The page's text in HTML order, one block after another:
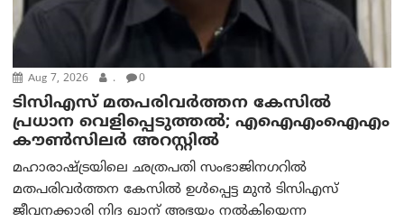
Aug 7, 2026 . 0
ടിസിഎസ് മതപരിവർത്തന കേസിൽ
പ്രധാന വെളിപ്പെടുത്തൽ; എഐഎംഐഎം
കൗൺസിലർ അറസ്റ്റിൽ
മഹാരാഷ്ട്രയിലെ ഛത്രപതി സംഭാജിനഗറിൽ
മതപരിവർത്തന കേസിൽ ഉൾപ്പെട്ട മുൻ ടിസിഎസ്
ജീവനക്കാരി നിദ ഖാന് അഭയം നൽകിയെന്ന